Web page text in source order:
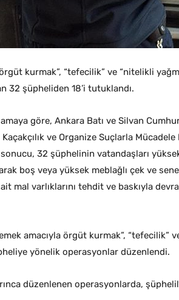
kurmak”, “tefecilik” ve “nitelikli
32 şüpheliden 18’i tutuklandı.
göre, Ankara Batı ve Silvan
ve Organize Suçlarla Mücadele
32 şüphelinin vatandaşları
boş veya yüksek meblağlı çek ve
mal varlıklarını tehdit ve baskıyla
amacıyla örgüt kurmak”, “tefecilik”
yönelik operasyonlar düzenlendi.
düzenlenen operasyonlarda,